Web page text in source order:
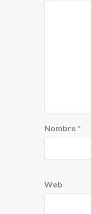
Nombre *
Web